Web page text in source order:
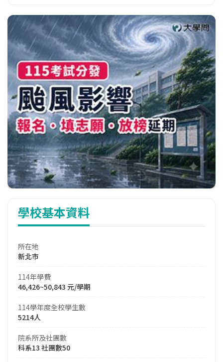
學校基本資料
所在地
新北市
114年學費
46,426~50,843 元/學期
114學年度全校學生數
5214人
院系所及社團數
科系13 社團數50